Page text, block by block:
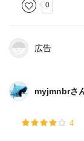
0
広告
myjmnbrさ
4